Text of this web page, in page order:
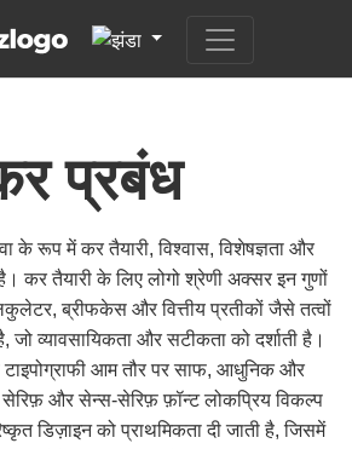
प्रबंध
के रूप में कर तैयारी, विश्वास, विशेषज्ञता और
कर तैयारी के लिए लोगो श्रेणी अक्सर इन गुणों
ब्रीफकेस और वित्तीय प्रतीकों जैसे तत्वों
जो व्यावसायिकता और सटीकता को दर्शाती है।
टाइपोग्राफी आम तौर पर साफ, आधुनिक और
सेरिफ़ और सेन्स-सेरिफ़ फ़ॉन्ट लोकप्रिय विकल्प
डिज़ाइन को प्राथमिकता दी जाती है, जिसमें